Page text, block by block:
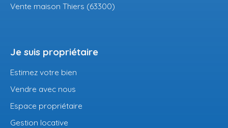
Vente maison Thiers (63300)
Je suis propriétaire
Estimez votre bien
Vendre avec nous
Espace propriétaire
Gestion locative